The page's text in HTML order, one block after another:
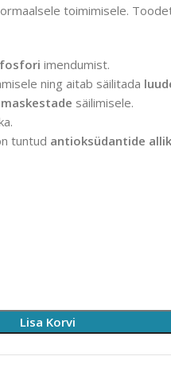
toimimisele.
fosfori imendumist.
ning aitab säilitada
säilimisele.
tuntud antioksüdantide
Lisa Korvi